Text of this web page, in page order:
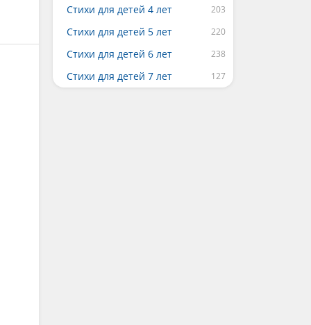
Стихи для детей 4 лет
Стихи для детей 5 лет
Стихи для детей 6 лет
Стихи для детей 7 лет